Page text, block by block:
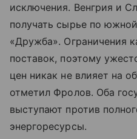
исключения. Венгрия и
получать сырье по
«Дружба». Ограничения
поставок, поэтому
цен никак не влияет на
отметил Фролов. Оба
выступают против
энергоресурсы.